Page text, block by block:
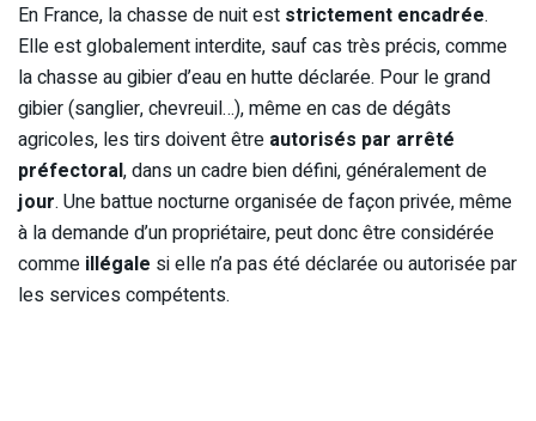
En France, la chasse de nuit est strictement encadrée.
Elle est globalement interdite, sauf cas très précis, comme
la chasse au gibier d’eau en hutte déclarée. Pour le grand
gibier (sanglier, chevreuil…), même en cas de dégâts
agricoles, les tirs doivent être autorisés par arrêté
préfectoral, dans un cadre bien défini, généralement de
jour. Une battue nocturne organisée de façon privée, même
à la demande d’un propriétaire, peut donc être considérée
comme illégale si elle n’a pas été déclarée ou autorisée par
les services compétents.